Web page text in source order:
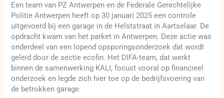
Een team van PZ Antwerpen en de Federale Gerechtelijke
Politie Antwerpen heeft op 30 januari 2025 een controle
uitgevoerd bij een garage in de Helststraat in Aartselaar. De
opdracht kwam van het parket in Antwerpen. Deze actie was
onderdeel van een lopend opsporingsonderzoek dat wordt
geleid door de sectie ecofin. Het DIFA-team, dat werkt
binnen de samenwerking KALI, focust vooral op financieel
onderzoek en legde zich hier toe op de bedrijfsvoering van
de betrokken garage.